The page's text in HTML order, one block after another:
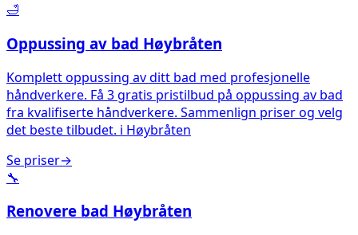
🛁
Oppussing av bad Høybråten
Komplett oppussing av ditt bad med profesjonelle
håndverkere. Få 3 gratis pristilbud på oppussing av bad
fra kvalifiserte håndverkere. Sammenlign priser og velg
det beste tilbudet. i Høybråten
Se priser→
🔧
Renovere bad Høybråten